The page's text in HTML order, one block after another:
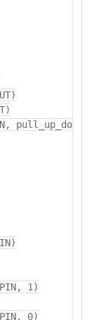
1)
0)